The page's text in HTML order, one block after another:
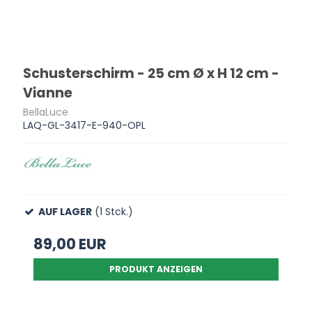
Schusterschirm - 25 cm Ø x H 12 cm -
Vianne
BellaLuce
LAQ-GL-3417-E-940-OPL
AUF LAGER (1 Stck.)
89,00 EUR
PRODUKT ANZEIGEN